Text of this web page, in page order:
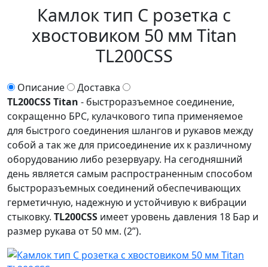
Камлок тип C розетка с
хвостовиком 50 мм Titan
TL200CSS
Описание
Доставка
TL200CSS Titan - быстроразъемное соединение,
сокращенно БРС, кулачкового типа применяемое
для быстрого соединения шлангов и рукавов между
собой а так же для присоединение их к различному
оборудованию либо резервуару. На сегодняшний
день является самым распространенным способом
быстроразъемных соединений обеспечивающих
герметичную, надежную и устойчивую к вибрации
стыковку. TL200CSS имеет уровень давления 18 Бар и
размер рукава от 50 мм. (2”).